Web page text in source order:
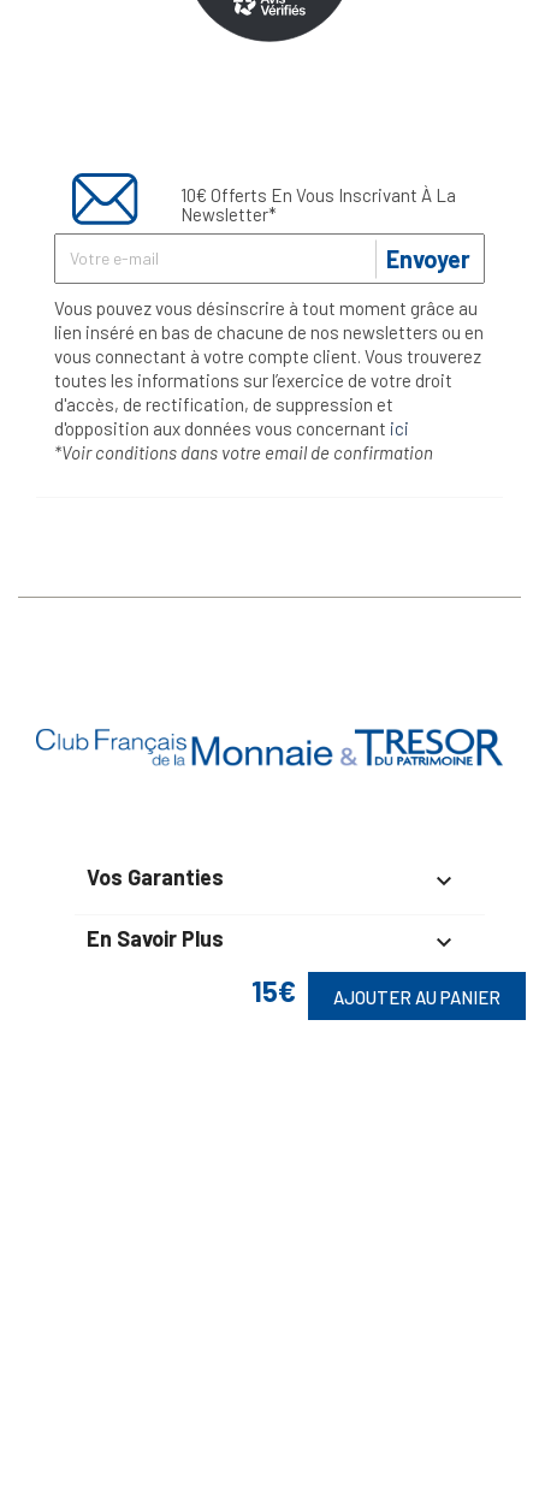
15€ AJOUTER AU PANIER
10€ Offerts En Vous Inscrivant À La
Newsletter*
Envoyer
Vous pouvez vous désinscrire à tout moment grâce au
lien inséré en bas de chacune de nos newsletters ou en
vous connectant à votre compte client. Vous trouverez
toutes les informations sur l’exercice de votre droit
d'accès, de rectification, de suppression et
d'opposition aux données vous concernant ici
*Voir conditions dans votre email de confirmation
Vos Garanties 
En Savoir Plus 
